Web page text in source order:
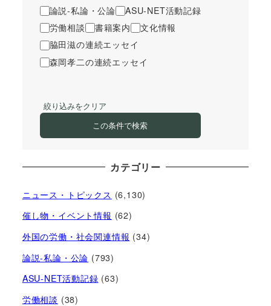
論説-私論・公論
ASU-NET活動記録
労働相談
書籍案内
文化情報
脇田滋の連続エッセイ
森岡孝二の連続エッセイ
絞り込みをクリア
この条件で検索
カテゴリー
ニュース・トピックス (6,130)
催し物・イベント情報 (62)
外国の労働・社会関連情報 (34)
論説-私論・公論 (793)
ASU-NET活動記録 (63)
労働相談 (38)